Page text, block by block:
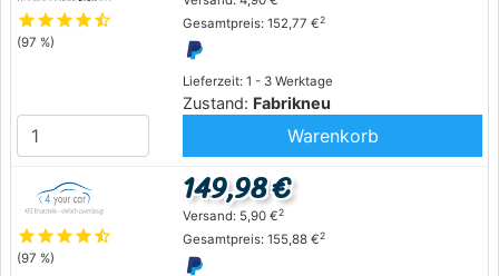
starstarstarstarstar_half
(97 %)
Lieferzeit: 1 - 3 Werktage
Zustand: Fabrikneu
Gesamtpreis: 152,77 €2
Warenkorb
starstarstarstarstar_half
(97 %)
149,98 €
Versand: 5,90 €2
Gesamtpreis: 155,88 €2